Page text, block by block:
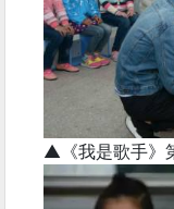
▲《我是歌手》